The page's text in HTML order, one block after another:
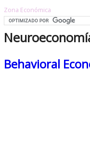
Zona Económica
Behavioral